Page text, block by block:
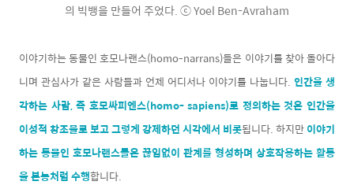
의 빅뱅을 만들어 주었다. ⓒ Yoel Ben-Avraham
이야기하는 동물인 호모나랜스(homo-narrans)들은 이야기를 찾아 돌아다
니며 관심사가 같은 사람들과 언제 어디서나 이야기를 나눕니다. 인간을 생
각하는 사람, 즉 호모싸피엔스(homo- sapiens)로 정의하는 것은 인간을
이성적 창조물로 보고 그렇게 강제하던 시각에서 비롯됩니다. 하지만이야기
하는 동물인 호모나랜스들은 끊임없이 관계를 형성하며 상호작용하는 활동
을 본능처럼 수행합니다.